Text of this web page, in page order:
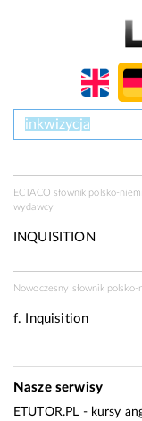
ECTACO słownik polsko-
wydawcy
INQUISITION
Nowoczesny słownik polsko-
f. Inquisition
Nasze serwisy
ETUTOR.PL - kursy